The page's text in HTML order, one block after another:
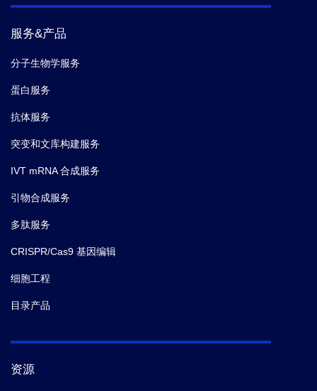
服务&产品
分子生物学服务
蛋白服务
抗体服务
突变和文库构建服务
IVT mRNA 合成服务
引物合成服务
多肽服务
CRISPR/Cas9 基因编辑
细胞工程
目录产品
资源